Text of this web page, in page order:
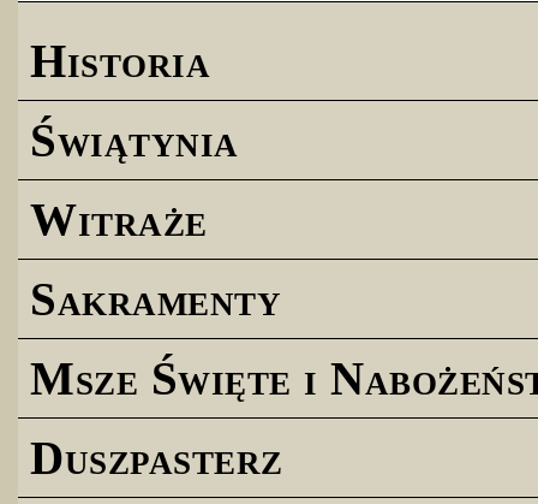
Historia
Świątynia
Witraże
Sakramenty
Msze Święte i
Duszpasterz